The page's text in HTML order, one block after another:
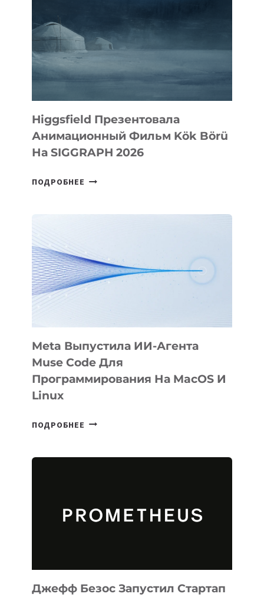
Higgsfield Презентовала
Анимационный Фильм Kök Börü
На SIGGRAPH 2026
ПОДРОБНЕЕ HIGGSFIELD
BÖRÜ
НА
SIGGRAPH
Meta Выпустила ИИ-Агента
Muse Code Для
Программирования На MacOS И
Linux
ПОДРОБНЕЕ META
ДЛЯ
ПРОГРАММИРОВАНИЯ
И
LINUX
Джефф Безос Запустил Стартап